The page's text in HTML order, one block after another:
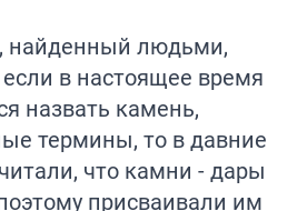
найденный людьми,
в настоящее время
назвать камень,
термины, то в давние
что камни - дары
присваивали им